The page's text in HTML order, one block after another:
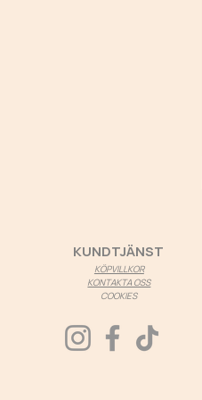
KUNDTJÄNST
KÖPVILLKOR
KONTAKTA OSS
COOKIES